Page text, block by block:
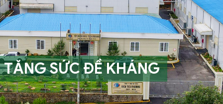
TĂNG SỨC ĐỀ KHÁNG